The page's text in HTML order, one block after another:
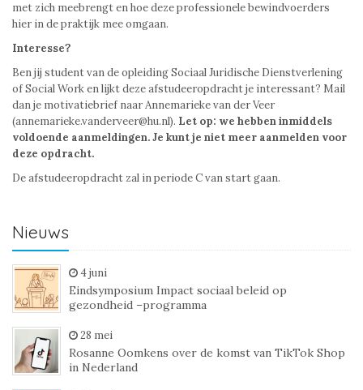
met zich meebrengt en hoe deze professionele bewindvoerders
hier in de praktijk mee omgaan.
Interesse?
Ben jij student van de opleiding Sociaal Juridische Dienstverlening
of Social Work en lijkt deze afstudeeropdracht je interessant? Mail
dan je motivatiebrief naar Annemarieke van der Veer
(annemarieke.vanderveer@hu.nl). Let op: we hebben inmiddels
voldoende aanmeldingen. Je kunt je niet meer aanmelden voor
deze opdracht.
De afstudeeropdracht zal in periode C van start gaan.
Nieuws
4 juni
Eindsymposium Impact sociaal beleid op
gezondheid –programma
28 mei
Rosanne Oomkens over de komst van TikTok Shop
in Nederland